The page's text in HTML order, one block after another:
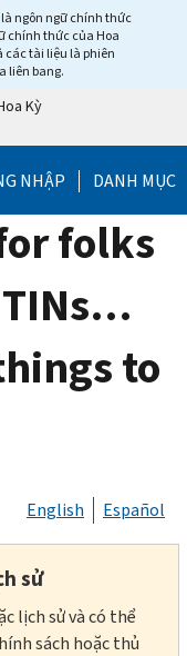
ngôn ngữ chính thức
chính thức của Hoa
các tài liệu là phiên
liên bang.
Kỳ
NHẬP DANH MỤC
folks
to
English Español
sử
lịch sử và có thể
sách hoặc thủ